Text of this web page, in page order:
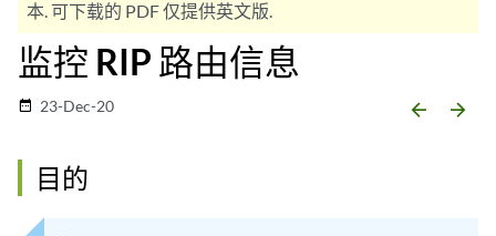
本. 可下载的 PDF 仅提供英文版.
监控 RIP 路由信息
date_range 23-Dec-20 arrow_backward arrow_forward
目的